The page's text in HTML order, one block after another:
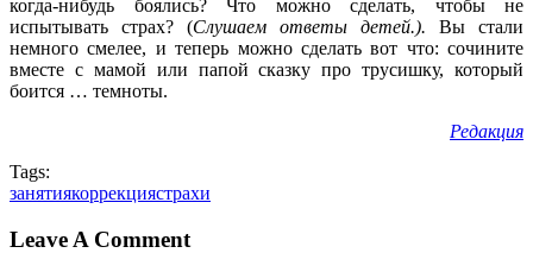
когда-нибудь боялись? Что можно сделать, чтобы не
испытывать страх? (Слушаем ответы детей.). Вы стали
немного смелее, и теперь можно сделать вот что: сочините
вместе с мамой или папой сказку про трусишку, который
боится … темноты.
Редакция
Tags:
занятиякоррекциястрахи
Leave A Comment